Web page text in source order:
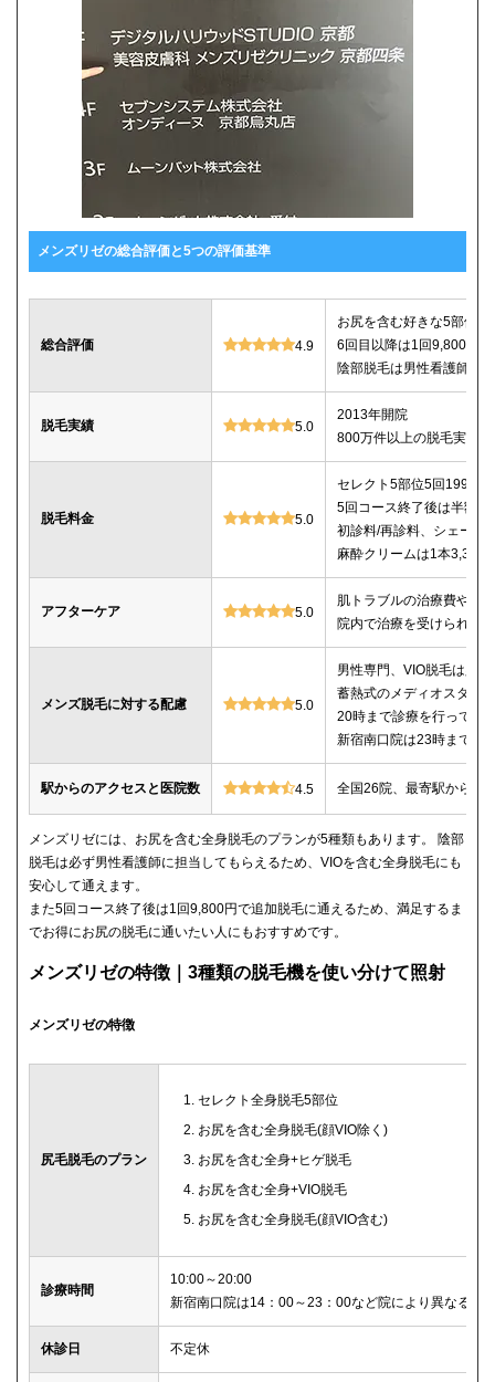
メンズリゼの総合評価と5つの評価基準
総合評価 4.9
お尻を含む好きな5部位
6回目以降は1回9,800円
陰部脱毛は男性看護師が
脱毛実績 5.0
2013年開院
800万件以上の脱毛実績
脱毛料金 5.0
セレクト5部位5回
5回コース終了後は半額
初診料/再診料、シェービ
麻酔クリームは1本3,300
アフターケア 5.0
肌トラブルの治療費や薬
院内で治療を受けられる
メンズ脱毛に対する配慮 5.0
男性専門、VIO脱毛は必
蓄熱式のメディオスター
20時まで診療を行ってい
新宿南口院は23時までの
駅からのアクセスと医院数 4.5 全国26院、最寄駅から徒
メンズリゼには、お尻を含む全身脱毛のプランが5種類もあります。 陰部
脱毛は必ず男性看護師に担当してもらえるため、VIOを含む全身脱毛にも
安心して通えます。
また5回コース終了後は1回9,800円で追加脱毛に通えるため、満足するま
でお得にお尻の脱毛に通いたい人にもおすすめです。
メンズリゼの特徴｜3種類の脱毛機を使い分けて照射
メンズリゼの特徴
尻毛脱毛のプラン
セレクト全身脱毛5部位
お尻を含む全身脱毛(顔VIO除く)
お尻を含む全身+ヒゲ脱毛
お尻を含む全身+VIO脱毛
お尻を含む全身脱毛(顔VIO含む)
診療時間
10:00～20:00
新宿南口院は14：00～23：00など院により異なる
休診日 不定休